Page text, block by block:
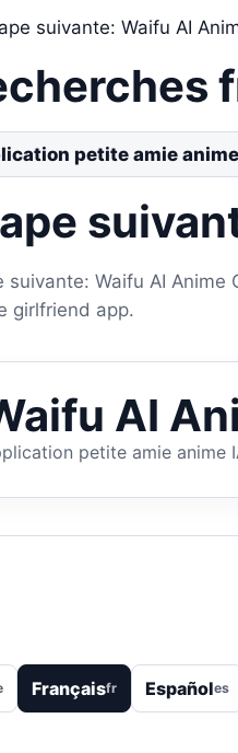
suivante: Waifu AI
petite amie
suivante: Waifu AI
girlfriend app.
AI
petite amie anime
Françaisfr Españoles